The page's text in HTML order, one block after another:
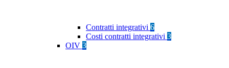
Contratti integrativi 6
Costi contratti integrativi 3
OIV 3